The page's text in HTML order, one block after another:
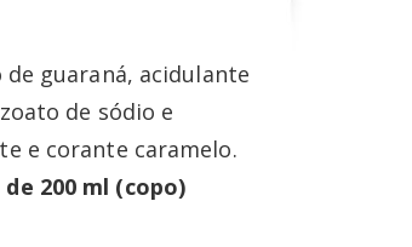
guaraná, acidulante
de sódio e
e corante caramelo.
200 ml (copo)